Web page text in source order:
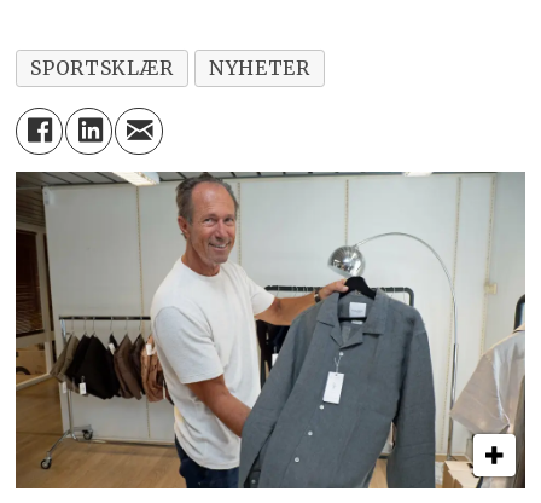
SPORTSKLÆR NYHETER